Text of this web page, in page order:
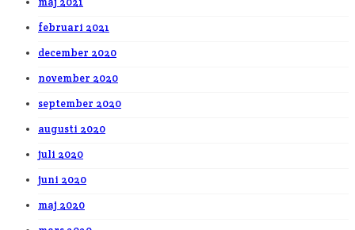
februari 2021
december 2020
november 2020
september 2020
augusti 2020
juli 2020
juni 2020
maj 2020